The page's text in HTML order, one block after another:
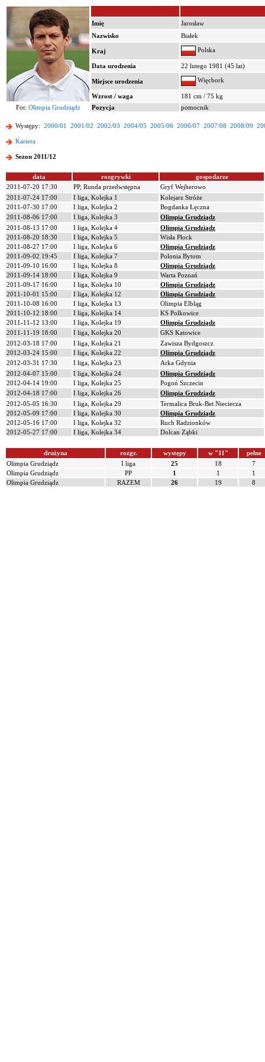
Imię
Jarosław
Nazwisko
Białek
Kraj Polska
Data urodzenia 22 lutego 1981 (45 lat)
Miejsce urodzenia Więcbork
Wzrost / waga
181 cm / 75 kg
Fot: Olimpia Grudziądz Pozycja pomocnik
Występy: 2000/01 2001/02 2002/03 2004/05 2005/06 2006/07 2007/08 2008/09
Kariera
Sezon 2011/12
data rozgrywki
gospodarze
2011-07-20 17:30
PP, Runda przedwstępna
Gryf Wejherowo
2011-07-24 17:00
I liga, Kolejka 1
Kolejarz Stróże
2011-07-30 17:00
I liga, Kolejka 2
Bogdanka Łęczna
2011-08-06 17:00
I liga, Kolejka 3
Olimpia Grudziądz
2011-08-13 17:00
I liga, Kolejka 4
Olimpia Grudziądz
2011-08-20 18:30
I liga, Kolejka 5
Wisła Płock
2011-08-27 17:00
I liga, Kolejka 6
Olimpia Grudziądz
2011-09-02 19:45
I liga, Kolejka 7
Polonia Bytom
2011-09-10 16:00
I liga, Kolejka 8
Olimpia Grudziądz
2011-09-14 18:00
I liga, Kolejka 9
Warta Poznań
2011-09-17 16:00
I liga, Kolejka 10
Olimpia Grudziądz
2011-10-01 15:00
I liga, Kolejka 12
Olimpia Grudziądz
2011-10-08 16:00
I liga, Kolejka 13
Olimpia Elbląg
2011-10-12 18:00
I liga, Kolejka 14
KS Polkowice
2011-11-12 13:00
I liga, Kolejka 19
Olimpia Grudziądz
2011-11-19 18:00
I liga, Kolejka 20
GKS Katowice
2012-03-18 17:00
I liga, Kolejka 21
Zawisza Bydgoszcz
2012-03-24 15:00
I liga, Kolejka 22
Olimpia Grudziądz
2012-03-31 17:30
I liga, Kolejka 23
Arka Gdynia
2012-04-07 15:00
I liga, Kolejka 24
Olimpia Grudziądz
2012-04-14 19:00
I liga, Kolejka 25
Pogoń Szczecin
2012-04-18 17:00
I liga, Kolejka 26
Olimpia Grudziądz
2012-05-05 16:30
I liga, Kolejka 29
Termalica Bruk-Bet Nieciecza
2012-05-09 17:00
I liga, Kolejka 30
Olimpia Grudziądz
2012-05-16 17:00
I liga, Kolejka 32
Ruch Radzionków
2012-05-27 17:00
I liga, Kolejka 34 Dolcan Ząbki
drużyna rozgr. występy w "11"
pełne
Olimpia Grudziądz
I liga 25 18
7
Olimpia Grudziądz
PP 1 1
1
Olimpia Grudziądz
RAZEM 26 19 8